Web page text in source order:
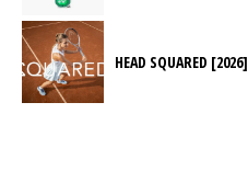
HEAD SQUARED [2026]